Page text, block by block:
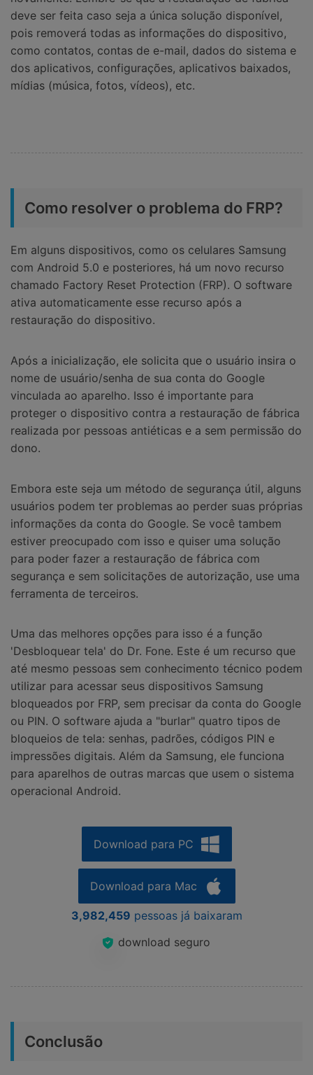
deve ser feita caso seja a única solução disponível,
pois removerá todas as informações do dispositivo,
como contatos, contas de e-mail, dados do sistema e
dos aplicativos, configurações, aplicativos baixados,
mídias (música, fotos, vídeos), etc.
Como resolver o problema do FRP?
Em alguns dispositivos, como os celulares Samsung
com Android 5.0 e posteriores, há um novo recurso
chamado Factory Reset Protection (FRP). O software
ativa automaticamente esse recurso após a
restauração do dispositivo.
Após a inicialização, ele solicita que o usuário insira o
nome de usuário/senha de sua conta do Google
vinculada ao aparelho. Isso é importante para
proteger o dispositivo contra a restauração de fábrica
realizada por pessoas antiéticas e a sem permissão do
dono.
Embora este seja um método de segurança útil, alguns
usuários podem ter problemas ao perder suas próprias
informações da conta do Google. Se você tambem
estiver preocupado com isso e quiser uma solução
para poder fazer a restauração de fábrica com
segurança e sem solicitações de autorização, use uma
ferramenta de terceiros.
Uma das melhores opções para isso é a função
'Desbloquear tela' do Dr. Fone. Este é um recurso que
até mesmo pessoas sem conhecimento técnico podem
utilizar para acessar seus dispositivos Samsung
bloqueados por FRP, sem precisar da conta do Google
ou PIN. O software ajuda a "burlar" quatro tipos de
bloqueios de tela: senhas, padrões, códigos PIN e
impressões digitais. Além da Samsung, ele funciona
para aparelhos de outras marcas que usem o sistema
operacional Android.
Download para PC
Download para Mac
3,982,459 pessoas já baixaram
download seguro
Conclusão